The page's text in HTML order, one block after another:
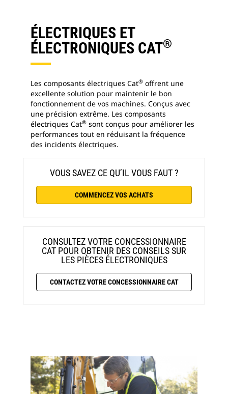
ÉLECTRIQUES ET
ÉLECTRONIQUES CAT®
Les composants électriques Cat® offrent une
excellente solution pour maintenir le bon
fonctionnement de vos machines. Conçus avec
une précision extrême. Les composants
électriques Cat® sont conçus pour améliorer les
performances tout en réduisant la fréquence
des incidents électriques.
VOUS SAVEZ CE QU’IL VOUS FAUT ?
COMMENCEZ VOS ACHATS
CONSULTEZ VOTRE CONCESSIONNAIRE
CAT POUR OBTENIR DES CONSEILS SUR
LES PIÈCES ÉLECTRONIQUES
CONTACTEZ VOTRE CONCESSIONNAIRE CAT